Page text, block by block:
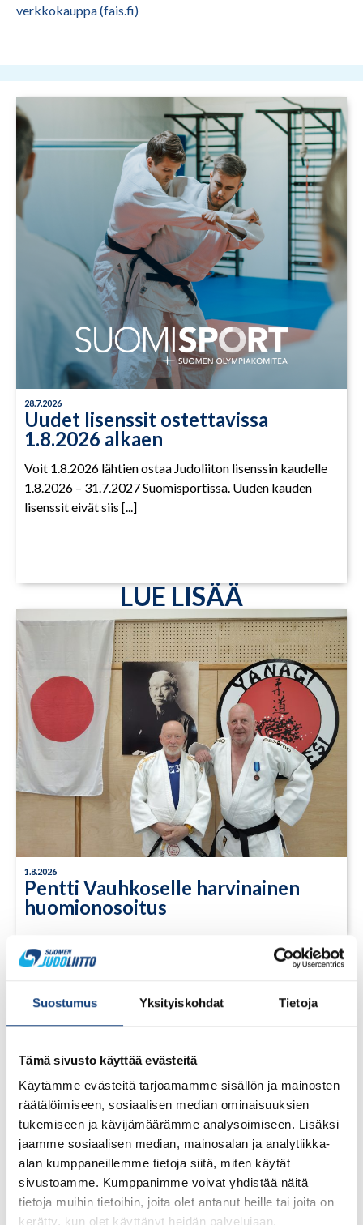
Suostumus Yksityiskohdat Tietoja
Tämä sivusto käyttää evästeitä
Käytämme evästeitä tarjoamamme sisällön ja mainosten
räätälöimiseen, sosiaalisen median ominaisuuksien
tukemiseen ja kävijämäärämme analysoimiseen. Lisäksi
jaamme sosiaalisen median, mainosalan ja analytiikka-
alan kumppaneillemme tietoja siitä, miten käytät
sivustoamme. Kumppanimme voivat yhdistää näitä
tietoja muihin tietoihin, joita olet antanut heille tai joita on
kerätty, kun olet käyttänyt heidän palvelujaan.
verkkokauppa (fais.fi)
28.7.2026
Uudet lisenssit ostettavissa
1.8.2026 alkaen
Voit 1.8.2026 lähtien ostaa Judoliiton lisenssin kaudelle
1.8.2026 – 31.7.2027 Suomisportissa. Uuden kauden
lisenssit eivät siis [...]
LUE LISÄÄ
1.8.2026
Pentti Vauhkoselle harvinainen
huomionosoitus
23.7.2026